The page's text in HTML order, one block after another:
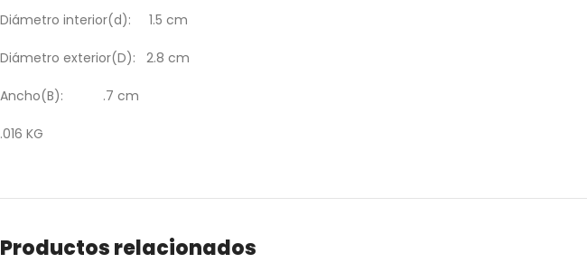
Diámetro interior(d): 1.5 cm
Diámetro exterior(D): 2.8 cm
Ancho(B): .7 cm
.016 KG
Productos relacionados